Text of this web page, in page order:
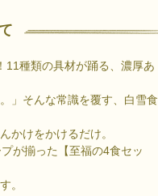
11種類の具材が踊る、濃厚あ
」そんな常識を覆す、白雪食
かけをかけるだけ。
が揃った【至福の4食セッ
。